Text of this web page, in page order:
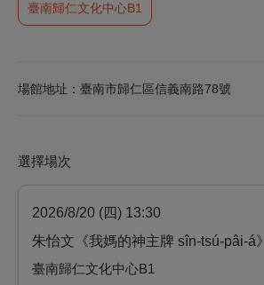
臺南歸仁文化中心B1
場館地址：臺南市歸仁區信義南路78號
選擇場次
2026/8/20 (四) 13:30
朱怡文《我媽的神主牌 sîn-tsú-pâi-á》
臺南歸仁文化中心B1